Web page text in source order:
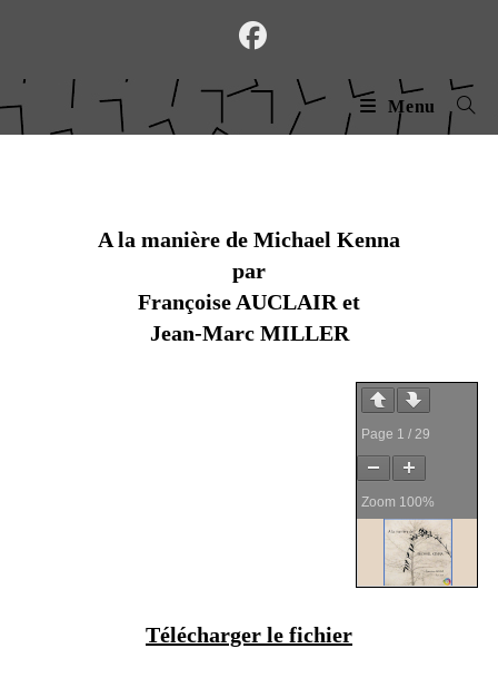
Menu
A la manière de Michael Kenna
par
Françoise AUCLAIR et
Jean-Marc MILLER
Page 1 / 29
Zoom 100%
Télécharger le fichier